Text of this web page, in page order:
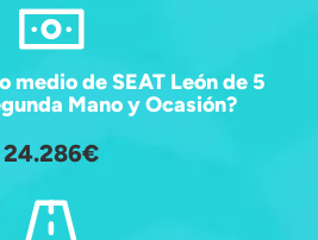
medio de SEAT León de 5
Mano y Ocasión?
24.286€